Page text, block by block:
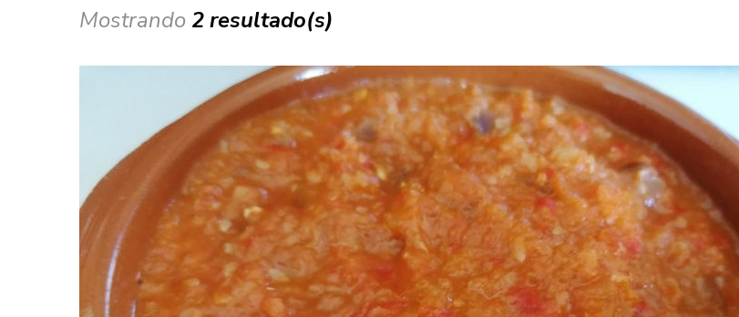
Mostrando 2 resultado(s)